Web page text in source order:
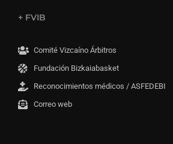
+ FVIB
Comité Vizcaíno Árbitros
Fundación Bizkaiabasket
Reconocimientos médicos / ASFEDEBI
Correo web